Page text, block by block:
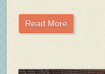
Read More